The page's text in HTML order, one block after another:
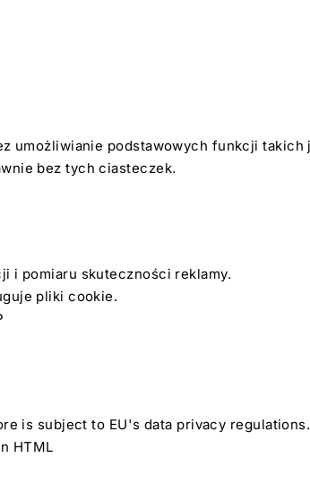
podstawowych funkcji
bez tych ciasteczek.
i pomiaru skuteczności reklamy.
pliki cookie.
is subject to EU's data privacy regulations.
HTML